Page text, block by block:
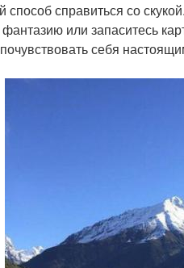
справиться со
или запаситесь
себя